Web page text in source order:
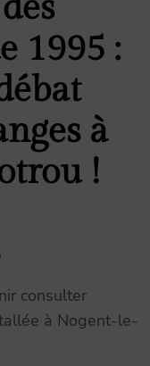
1995 :
à
!
consulter
à Nogent-le-